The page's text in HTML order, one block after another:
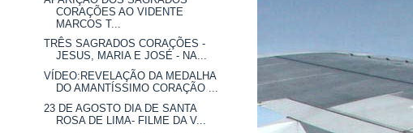
CORAÇÕES AO VIDENTE
MARCOS T...
TRÊS SAGRADOS CORAÇÕES -
JESUS, MARIA E JOSÉ - NA...
VÍDEO:REVELAÇÃO DA MEDALHA
DO AMANTÍSSIMO CORAÇÃO ...
23 DE AGOSTO DIA DE SANTA
ROSA DE LIMA- FILME DA V...